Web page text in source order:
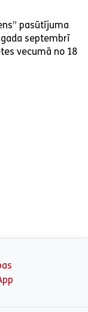
pasūtījuma
septembrī
vecumā no 18